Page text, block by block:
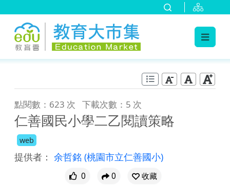
點閱數：623 次 下載次數：5 次
仁善國民小學二乙閱讀策略
web
提供者： 余哲銘 (桃園市立仁善國小)
0 0
收藏